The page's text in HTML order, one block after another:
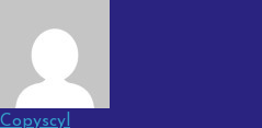
Copyscyl